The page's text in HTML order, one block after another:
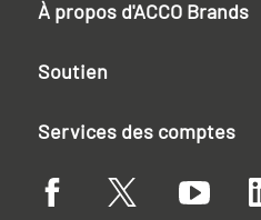
À propos d'ACCO Brands
Soutien
Services des comptes